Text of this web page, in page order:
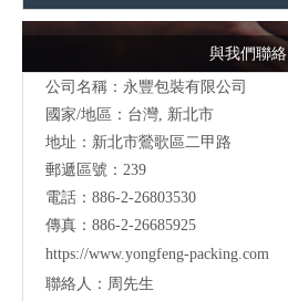
與我們聯絡
公司名稱：永豐包裝有限公司
國家/地區：台灣, 新北市
地址：新北市鶯歌區二甲路
郵遞區號：239
電話：886-2-26803530
傳真：886-2-26685925
https://www.yongfeng-packing. com
聯絡人：周先生